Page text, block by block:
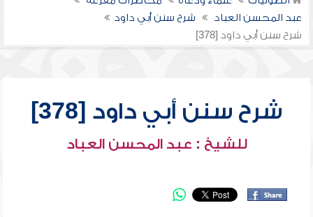
عبد المحسن العباد
شرح سنن أبي داود
شرح سنن أبي داود [378]
شرح سنن أبي داود [378]
للشيخ : عبد المحسن العباد